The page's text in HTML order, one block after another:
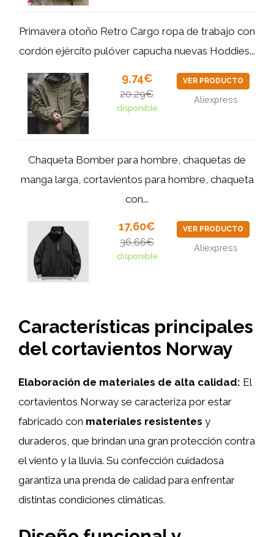
Primavera otoño Retro Cargo ropa de trabajo con
cordón ejército pulóver capucha nuevas Hoddies...
9,74€
20,29€
disponible
VER PRODUCTO
Aliexpress
Chaqueta Bomber para hombre, chaquetas de
manga larga, cortavientos para hombre, chaqueta
con...
17,60€
36,66€
disponible
VER PRODUCTO
Aliexpress
Características principales
del cortavientos Norway
Elaboración de materiales de alta calidad: El
cortavientos Norway se caracteriza por estar
fabricado con materiales resistentes y
duraderos, que brindan una gran protección contra
el viento y la lluvia. Su confección cuidadosa
garantiza una prenda de calidad para enfrentar
distintas condiciones climáticas.